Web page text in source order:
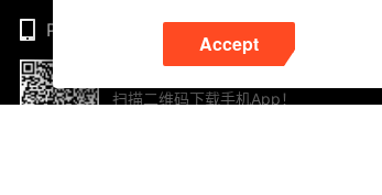
Accept
Phone
扫描二维码下载手机App！